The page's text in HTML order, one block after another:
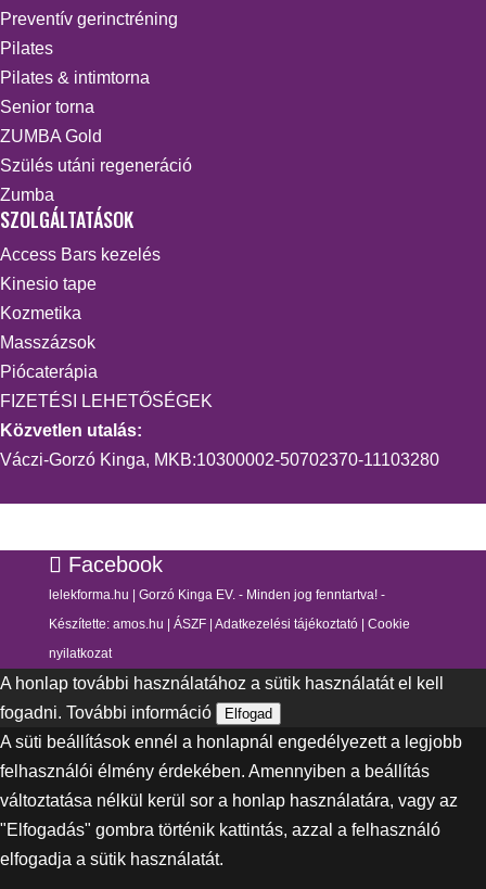
Preventív gerinctréning
Pilates
Pilates & intimtorna
Senior torna
ZUMBA Gold
Szülés utáni regeneráció
Zumba
SZOLGÁLTATÁSOK
Access Bars kezelés
Kinesio tape
Kozmetika
Masszázsok
Piócaterápia
FIZETÉSI LEHETŐSÉGEK
Közvetlen utalás:
Váczi-Gorzó Kinga, MKB:10300002-50702370-11103280
Facebook
lelekforma.hu | Gorzó Kinga EV. - Minden jog fenntartva! -
Készítette: amos.hu ÁSZF| Adatkezelési tájékoztató| Cookie
nyilatkozat
A honlap további használatához a sütik használatát el kell
fogadni. További információ Elfogad
A süti beállítások ennél a honlapnál engedélyezett a legjobb
felhasználói élmény érdekében. Amennyiben a beállítás
változtatása nélkül kerül sor a honlap használatára, vagy az
"Elfogadás" gombra történik kattintás, azzal a felhasználó
elfogadja a sütik használatát.